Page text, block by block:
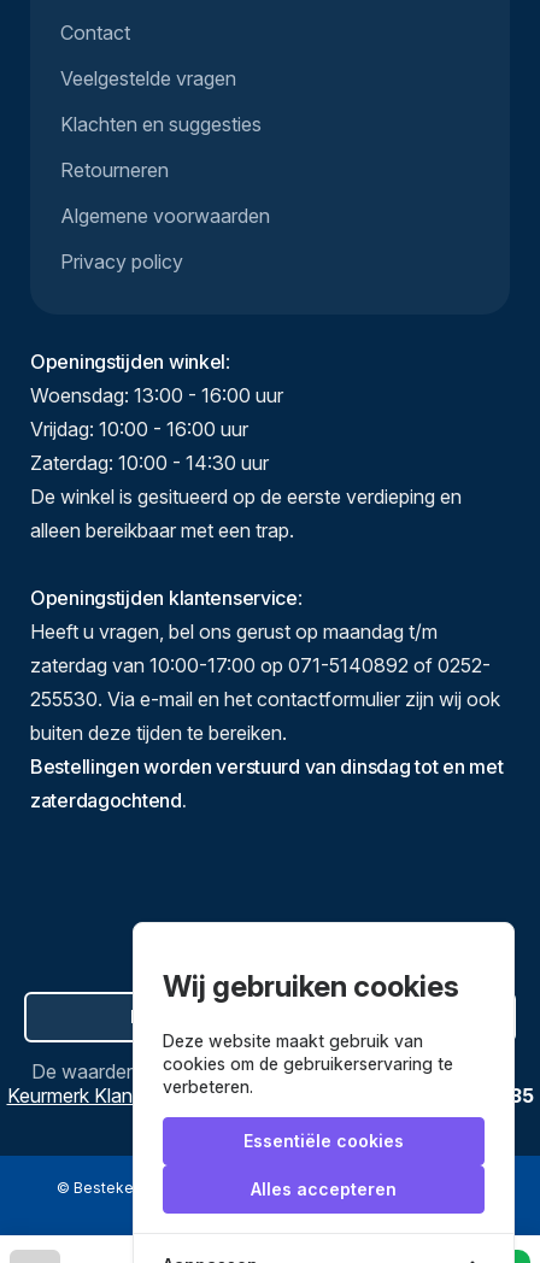
Contact
Veelgestelde vragen
Klachten en suggesties
Retourneren
Algemene voorwaarden
Privacy policy
Openingstijden winkel:
Woensdag: 13:00 - 16:00 uur
Vrijdag: 10:00 - 16:00 uur
Zaterdag: 10:00 - 14:30 uur
De winkel is gesitueerd op de eerste verdieping en
alleen bereikbaar met een trap.
Openingstijden klantenservice:
Heeft u vragen, bel ons gerust op maandag t/m
zaterdag van 10:00-17:00 op 071-5140892 of 0252-
255530. Via e-mail en het contactformulier zijn wij ook
buiten deze tijden te bereiken.
Bestellingen worden verstuurd van dinsdag tot en met
zaterdagochtend.
Hier de overeenkomst ontbinden
De waardering vanBestekenpannen.nlbijWebwinkel
Keurmerk Klantbeoordelingen
3635
reviews.
© Bestekenpannen.nl 2026 een webshop van
Wij gebruiken cookies
Deze website maakt gebruik van
cookies om de gebruikerservaring te
verbeteren.
Essentiële cookies
Alles accepteren